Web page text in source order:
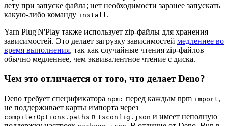
лету при запуске файла; нет необходимости заранее запускать
какую-либо команду install .
Yarn Plug'N'Play также использует zip-файлы для хранения
зависимостей. Это делает загрузку зависимостей медленнее во
время выполнения, так как случайные чтения zip-файлов
обычно медленнее, чем эквивалентное чтение с диска.
Чем это отличается от того, что делает Deno?
Deno требует спецификатора npm: перед каждым npm import,
не поддерживает карты импорта через
compilerOptions.paths в tsconfig.json и имеет неполную